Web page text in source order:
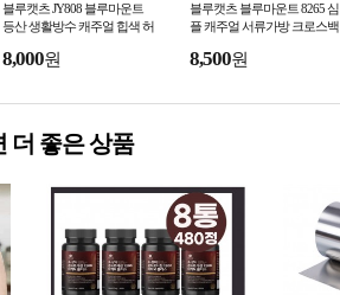
블루캣츠 JY808 블루마운트
등산 생활방수 캐주얼 힙색 허
8,000원
블루캣츠 블루마운트 8265 심
플 캐주얼 서류가방 크로스백
8,500원
더 좋은 상품